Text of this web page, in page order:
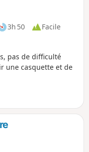
3h 50
Facile
pas de difficulté
une casquette et de